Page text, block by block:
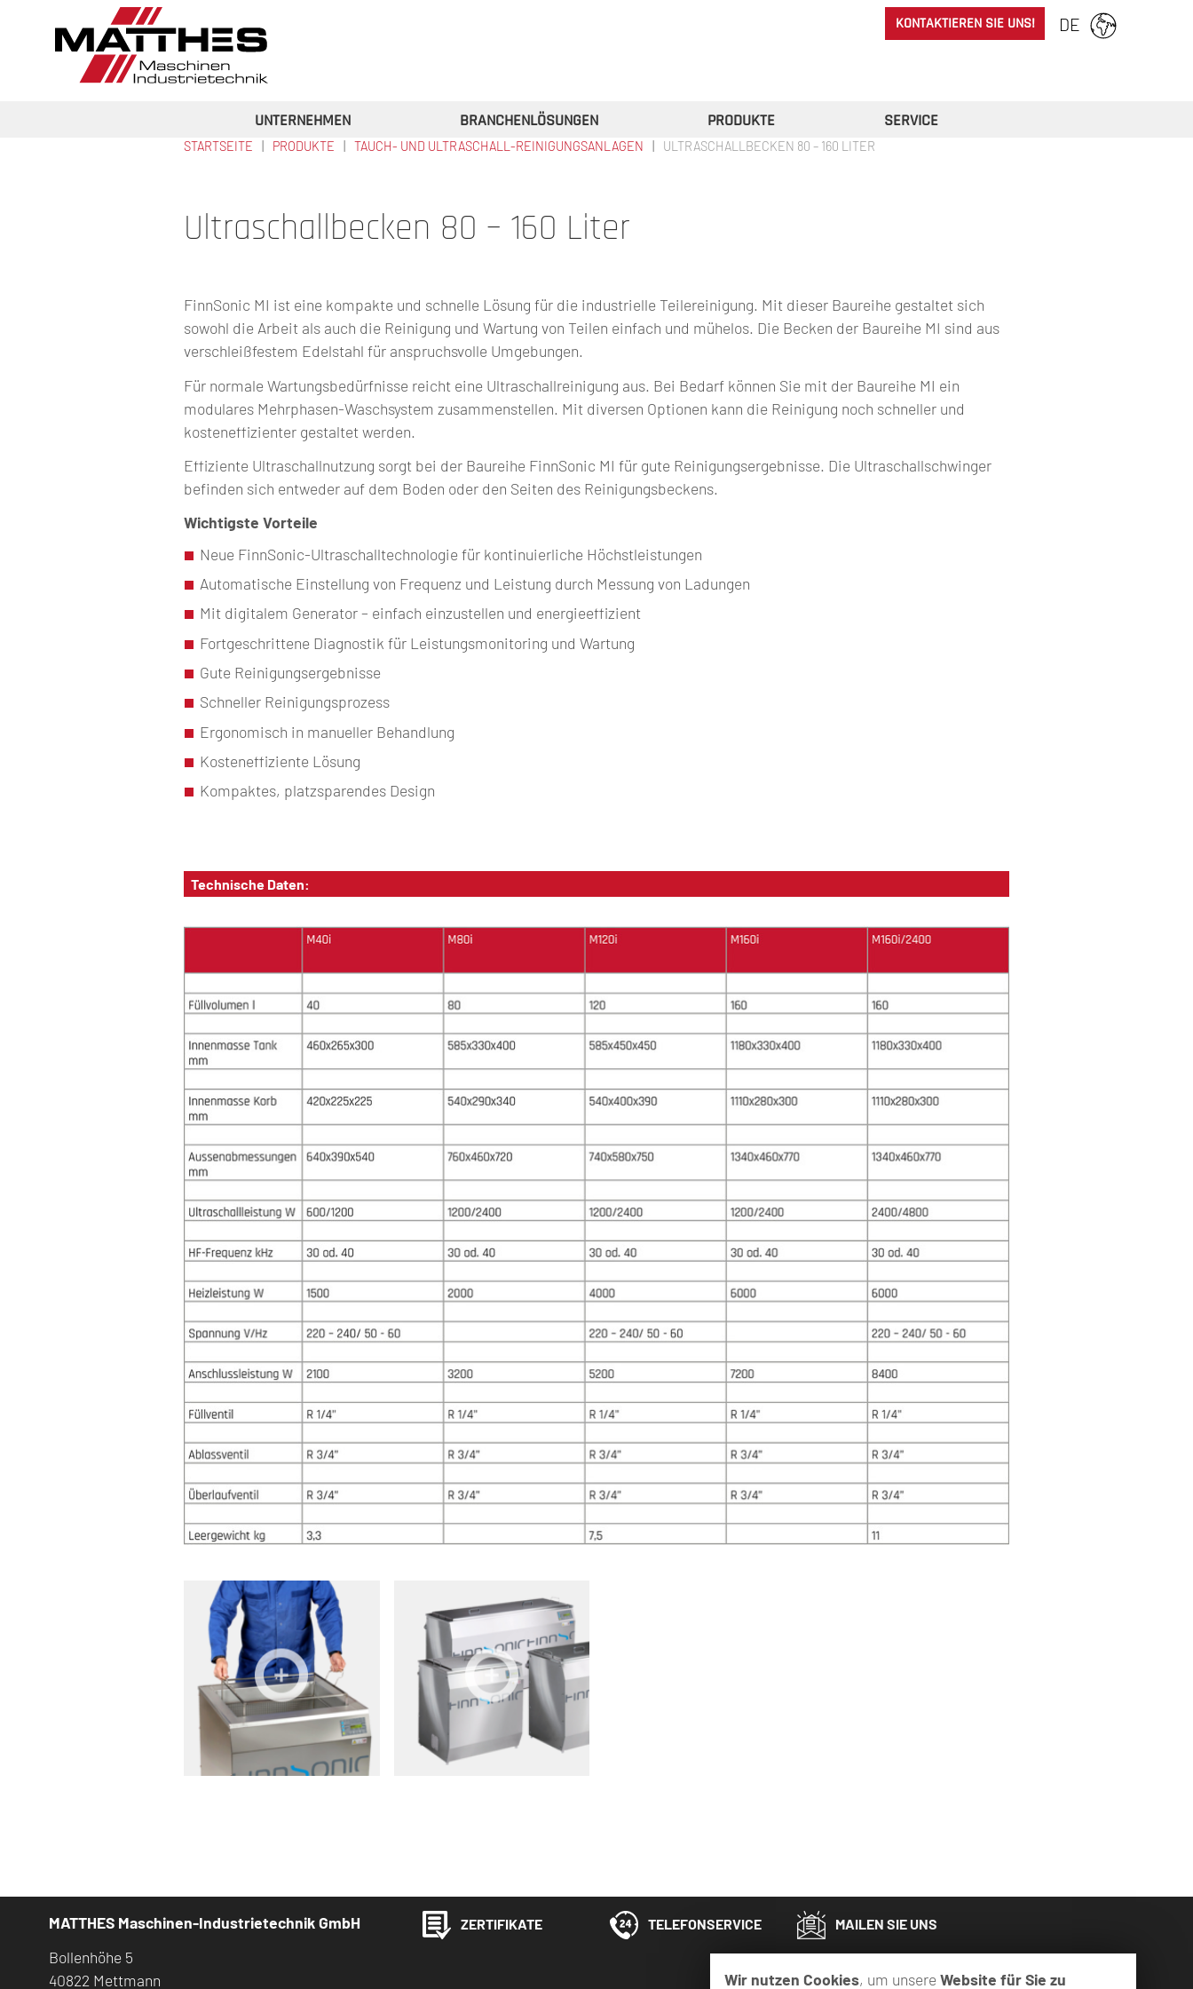
DE
KONTAKTIEREN SIE UNS!
UNTERNEHMEN BRANCHENLÖSUNGEN PRODUKTE SERVICE
STARTSEITE PRODUKTE TAUCH- UND ULTRASCHALL-REINIGUNGSANLAGEN ULTRASCHALLBECKEN 80 – 160 LITER
Ultraschallbecken 80 – 160 Liter
FinnSonic MI ist eine kompakte und schnelle Lösung für die industrielle Teilereinigung. Mit dieser Baureihe gestaltet sich
sowohl die Arbeit als auch die Reinigung und Wartung von Teilen einfach und mühelos. Die Becken der Baureihe MI sind aus
verschleißfestem Edelstahl für anspruchsvolle Umgebungen.
Für normale Wartungsbedürfnisse reicht eine Ultraschallreinigung aus. Bei Bedarf können Sie mit der Baureihe MI ein
modulares Mehrphasen-Waschsystem zusammenstellen. Mit diversen Optionen kann die Reinigung noch schneller und
kosteneffizienter gestaltet werden.
Effiziente Ultraschallnutzung sorgt bei der Baureihe FinnSonic MI für gute Reinigungsergebnisse. Die Ultraschallschwinger
befinden sich entweder auf dem Boden oder den Seiten des Reinigungsbeckens.
Wichtigste Vorteile
Neue FinnSonic-Ultraschalltechnologie für kontinuierliche Höchstleistungen
Automatische Einstellung von Frequenz und Leistung durch Messung von Ladungen
Mit digitalem Generator – einfach einzustellen und energieeffizient
Fortgeschrittene Diagnostik für Leistungsmonitoring und Wartung
Gute Reinigungsergebnisse
Schneller Reinigungsprozess
Ergonomisch in manueller Behandlung
Kosteneffiziente Lösung
Kompaktes, platzsparendes Design
Technische Daten:
MATTHES Maschinen-Industrietechnik GmbH
Bollenhöhe 5
40822 Mettmann
ZERTIFIKATE TELEFONSERVICE MAILEN SIE UNS
Wir nutzen Cookies, um unsere Website für Sie zu